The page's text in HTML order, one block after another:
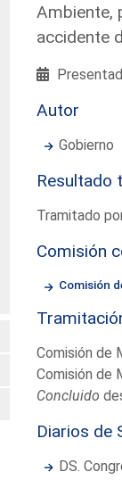
Ambiente,
accidente
Autor
Gobierno
Resultado
Tramitado
Comisión
Comisión
Comisión de
Comisión de
Concluido
Diarios de
DS.